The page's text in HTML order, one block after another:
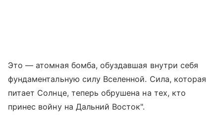
Это — атомная бомба, обуздавшая внутри себя
фундаментальную силу Вселенной. Сила, которая
питает Солнце, теперь обрушена на тех, кто
принес войну на Дальний Восток".